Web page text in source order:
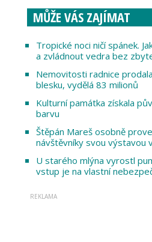
MŮŽE VÁS ZAJÍMAT
Tropické noci ničí spánek.
a zvládnout vedra bez
Nemovitosti radnice
blesku, vydělá 83 milionů
Kulturní památka získala
barvu
Štěpán Mareš osobně
návštěvníky svou výstavou
U starého mlýna vyrostl
vstup je na vlastní